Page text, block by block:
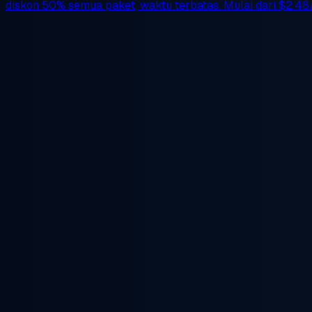
diskon 50% semua paket, waktu terbatas. Mulai dari